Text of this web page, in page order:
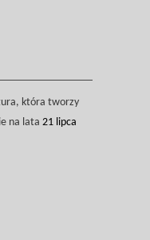
która tworzy
na lata 21 lipca